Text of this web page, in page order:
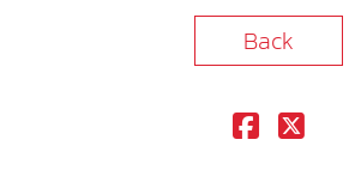
Back